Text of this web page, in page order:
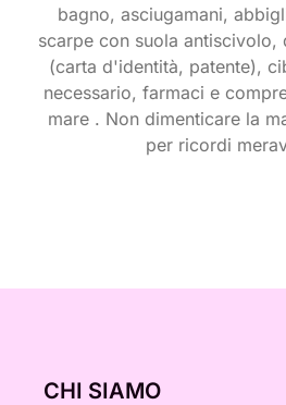
bagno, asciugamani,
scarpe con suola antiscivolo,
(carta d'identità, patente),
necessario, farmaci e
mare . Non dimenticare la
per ricordi
CHI SIAMO